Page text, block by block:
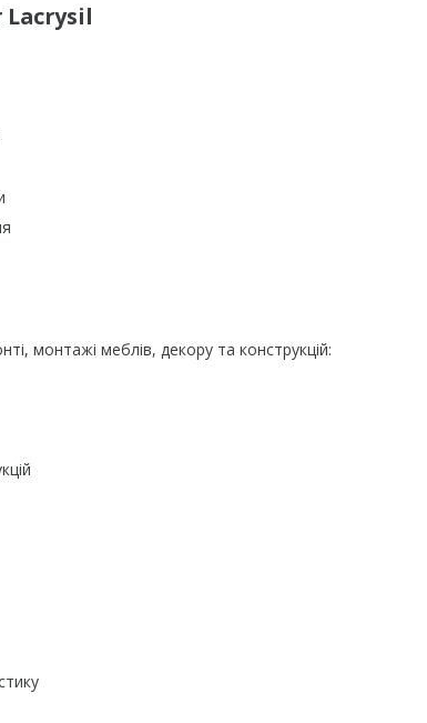
монтажі меблів, декору та конструкцій: